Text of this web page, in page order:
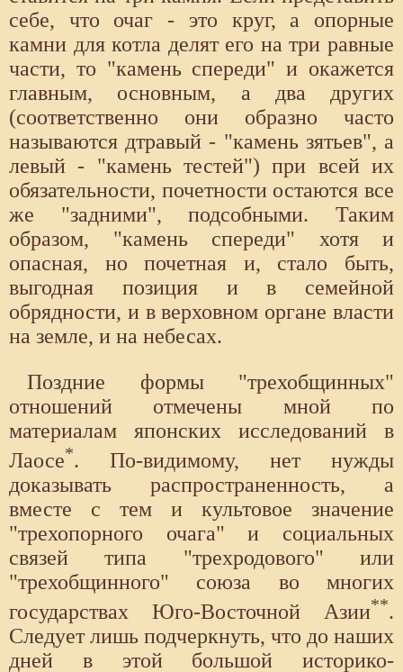
себе, что очаг - это круг, а опорные
камни для котла делят его на три равные
части, то "камень спереди" и окажется
главным, основным, а два других
(соответственно они образно часто
называются дтравый - "камень зятьев", а
левый - "камень тестей") при всей их
обязательности, почетности остаются все
же "задними", подсобными. Таким
образом, "камень спереди" хотя и
опасная, но почетная и, стало быть,
выгодная позиция и в семейной
обрядности, и в верховном органе власти
на земле, и на небесах.
Поздние формы "трехобщинных"
отношений отмечены мной по
материалам японских исследований в
Лаосе*. По-видимому, нет нужды
доказывать распространенность, а
вместе с тем и культовое значение
"трехопорного очага" и социальных
связей типа "трехродового" или
"трехобщинного" союза во многих
государствах Юго-Восточной Азии**.
Следует лишь подчеркнуть, что до наших
дней в этой большой историко-